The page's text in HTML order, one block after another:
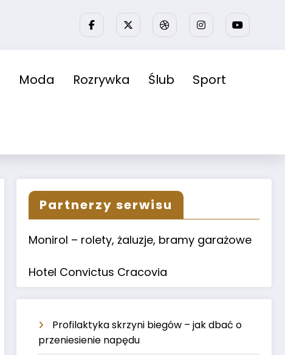
Moda Rozrywka Ślub Sport
Partnerzy serwisu
Monirol – rolety, żaluzje, bramy garażowe
Hotel Convictus Cracovia
Profilaktyka skrzyni biegów – jak dbać o
przeniesienie napędu